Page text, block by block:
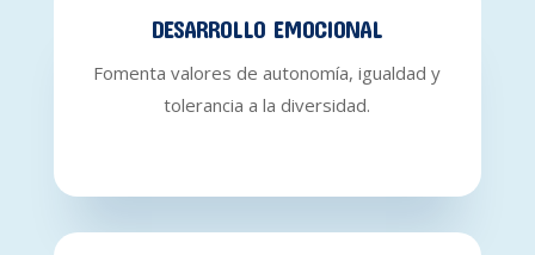
DESARROLLO EMOCIONAL
Fomenta valores de autonomía, igualdad y
tolerancia a la diversidad.